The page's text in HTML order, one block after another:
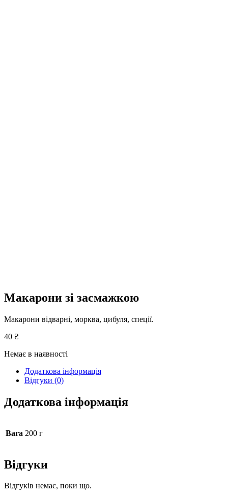
Макарони зі засмажкою
Макарони відварні, морква, цибуля, спеції.
40 ₴
Немає в наявності
Додаткова інформація
Відгуки (0)
Додаткова інформація
Вага 200 г
Відгуки
Відгуків немає, поки що.